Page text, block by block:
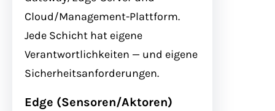
Cloud/Management-Plattform.
Jede Schicht hat eigene
Verantwortlichkeiten — und eigene
Sicherheitsanforderungen.
Edge (Sensoren/Aktoren)